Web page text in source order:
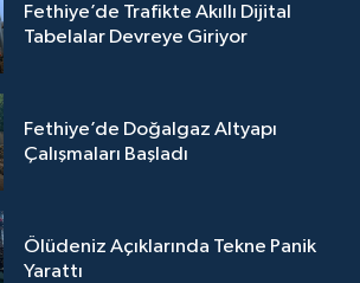
Fethiye’de Trafikte Akıllı Dijital
Tabelalar Devreye Giriyor
Fethiye’de Doğalgaz Altyapı
Çalışmaları Başladı
Ölüdeniz Açıklarında Tekne Panik
Yarattı